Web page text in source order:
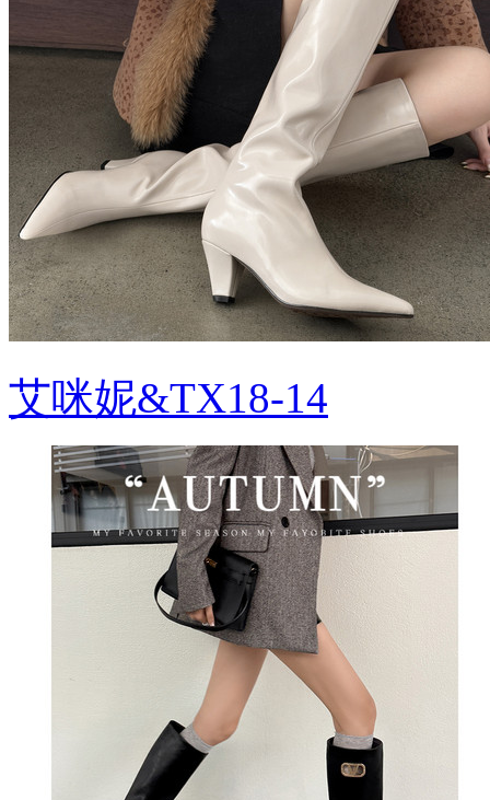
艾咪妮&TX18-14